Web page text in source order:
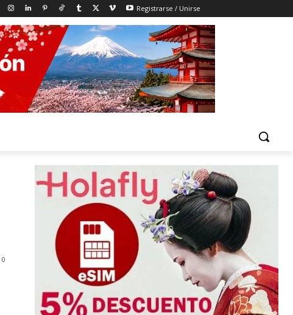
Registrarse / Unirse
0